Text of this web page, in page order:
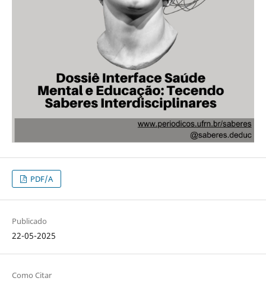
PDF/A
Publicado
22-05-2025
Como Citar